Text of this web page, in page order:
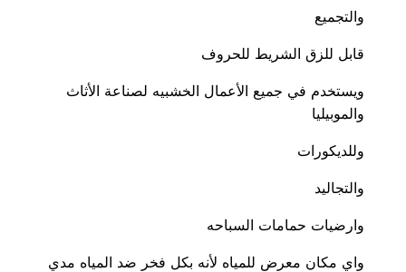
والتجميع
قابل للزق الشريط للحروف
ويستخدم في جميع الأعمال الخشبيه لصناعة الأثاث
والموبيليا
وللديكورات
والتجاليد
وارضيات حمامات السباحه
واي مكان معرض للمياه لأنه بكل فخر ضد المياه مدي